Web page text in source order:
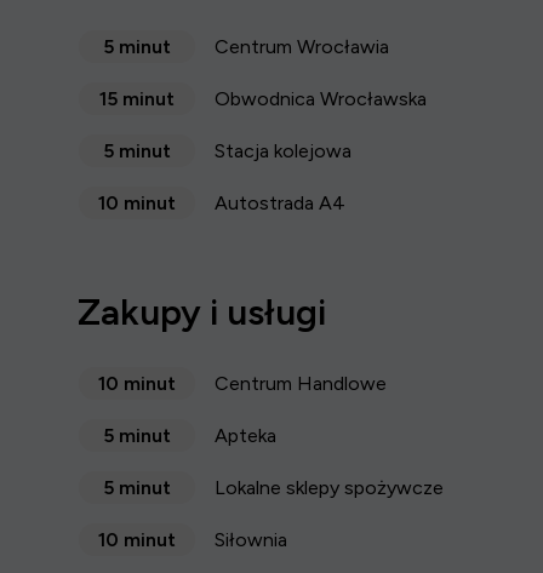
Centrum Wrocławia
5 minut
Obwodnica Wrocławska
15 minut
Stacja kolejowa
5 minut
Autostrada A4
10 minut
Zakupy i usługi
Centrum Handlowe
10 minut
Apteka
5 minut
Lokalne sklepy spożywcze
5 minut
Siłownia
10 minut